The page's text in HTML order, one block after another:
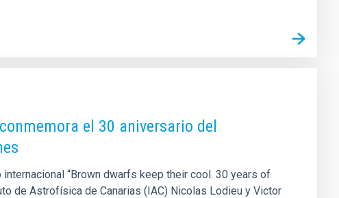
el 30 aniversario del
“Brown dwarfs keep their cool. 30 years of
de Astrofísica de Canarias (IAC) Nicolas Lodieu y Victor